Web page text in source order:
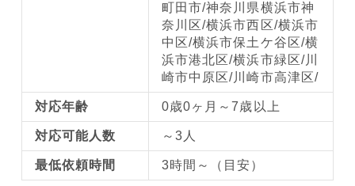
町田市/神奈川県横浜市神
奈川区/横浜市西区/横浜市
中区/横浜市保土ケ谷区/横
浜市港北区/横浜市緑区/川
崎市中原区/川崎市高津区/
対応年齢 0歳0ヶ月～7歳以上
対応可能人数 ～3人
最低依頼時間 3時間～（目安）